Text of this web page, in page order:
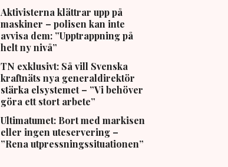
Aktivisterna klättrar upp på
maskiner – polisen kan inte
avvisa dem: ”Upptrappning på
helt ny nivå”
TN exklusivt: Så vill Svenska
kraftnäts nya generaldirektör
stärka elsystemet – ”Vi behöver
göra ett stort arbete”
Ultimatumet: Bort med markisen
eller ingen uteservering –
”Rena utpressningssituationen”